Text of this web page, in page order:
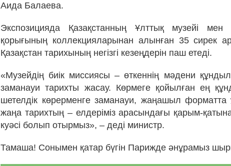
Аида Балаева.
Экспозицияда Қазақстанның Ұлттық музейі мен
қорығының коллекцияларынан алынған 35 сирек
Қазақстан тарихының негізгі кезеңдерін паш етеді.
«Музейдің биік миссиясы – өткеннің мәдени
заманауи тарихты жасау. Көрмеге қойылған ең
шетелдік көрерменге заманауи, жаңашыл форматта
жаңа тарихтың – елдеріміз арасындағы қарым-
куәсі болып отырмыз», – деді министр.
Тамаша! Сонымен қатар бүгін Парижде әнұрамыз